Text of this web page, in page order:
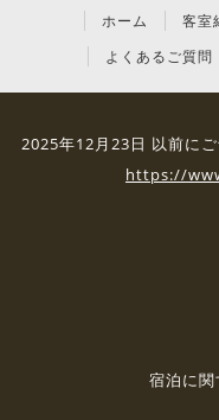
ホーム 客室
よくあるご質問
2025年12月23日 以前にご
https://
宿泊に